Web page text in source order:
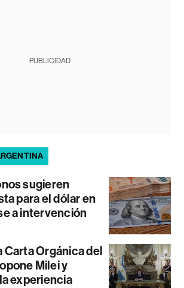
PUBLICIDAD
sugieren
para el dólar en
a intervención
Carta Orgánica del
Milei y
experiencia